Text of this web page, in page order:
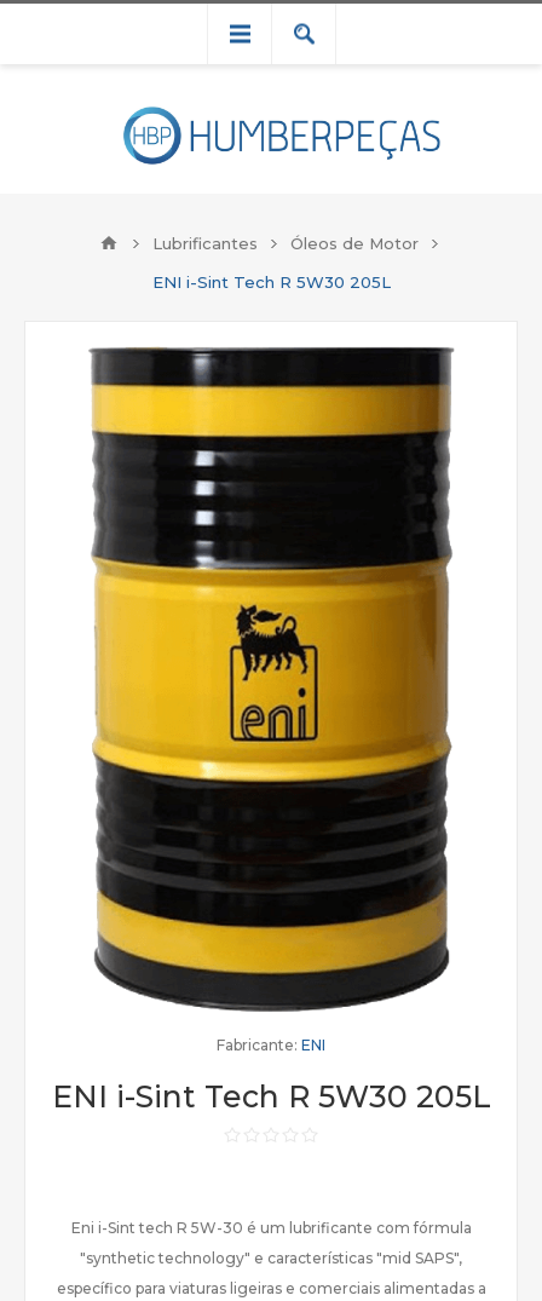
Lubrificantes
Óleos de Motor
ENI i-Sint Tech R 5W30 205L
Fabricante: ENI
ENI i-Sint Tech R 5W30 205L
Eni i-Sint tech R 5W-30 é um lubrificante com fórmula
"synthetic technology" e características "mid SAPS",
específico para viaturas ligeiras e comerciais alimentadas a